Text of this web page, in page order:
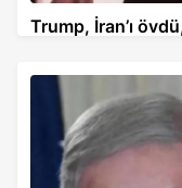
Trump, İran’ı